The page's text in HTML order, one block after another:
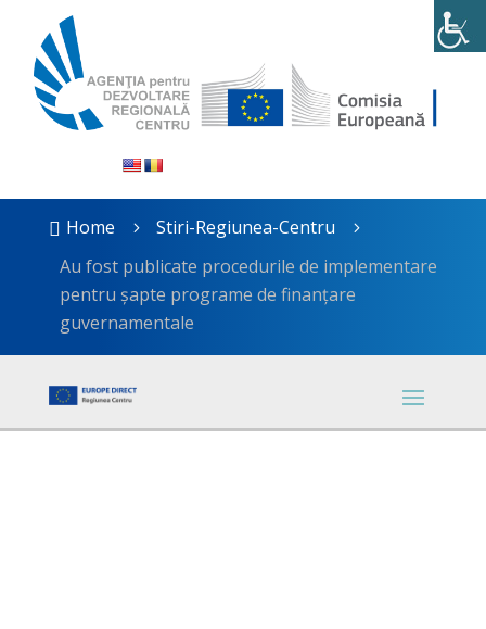
 Home 5 Stiri-Regiunea-Centru 5
Au fost publicate procedurile de implementare
pentru șapte programe de finanțare
guvernamentale